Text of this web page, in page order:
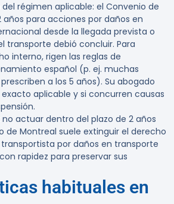
régimen aplicable: el Convenio de
años para acciones por daños en
desde la llegada prevista o
transporte debió concluir. Para
interno, rigen las reglas de
español (p. ej. muchas
a los 5 años). Su abogado
aplicable y si concurren causas
no actuar dentro del plazo de 2 años
de Montreal suele extinguir el derecho
por daños en transporte
rapidez para preservar sus
habituales en